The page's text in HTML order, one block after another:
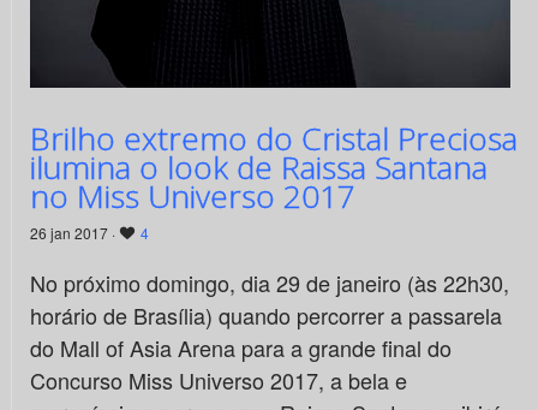
Brilho extremo do Cristal Preciosa
ilumina o look de Raissa Santana
no Miss Universo 2017
26 jan 2017 · 4
No próximo domingo, dia 29 de janeiro (às 22h30,
horário de Brasília) quando percorrer a passarela
do Mall of Asia Arena para a grande final do
Concurso Miss Universo 2017, a bela e